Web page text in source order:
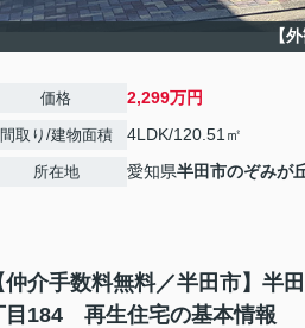
【
価格 2,299万円
間取り/建物面積 4LDK/120.51㎡
所在地 愛知県半田市のぞみが
仲介手数料無料／半田市】半
目184 再生住宅の基本情報